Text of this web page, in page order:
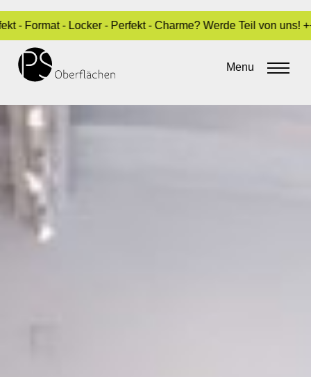
- Locker - Perfekt - Charme? Werde Teil von uns! +++
Menu